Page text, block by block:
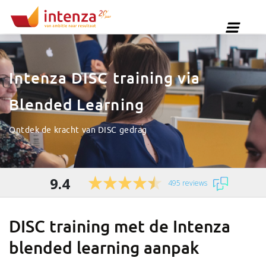
Intenza DISC training via
Blended Learning
Ontdek de kracht van DISC gedrag
9.4 495 reviews
DISC training met de Intenza
blended learning aanpak